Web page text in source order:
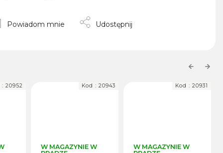
Powiadom mnie Udostępnij
Previous
: 20952
W MAGAZYNIE W
Kod : 20943
W MAGAZYNIE W
Kod : 20931
Next